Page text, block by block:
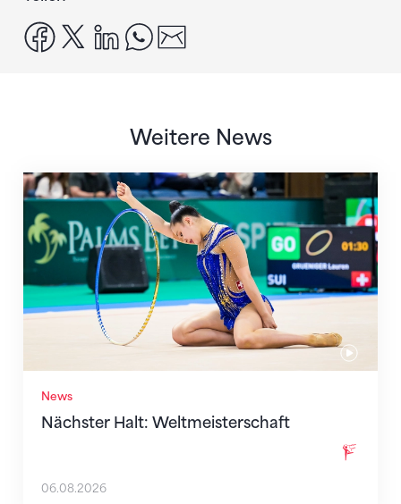
facebook
x linkedinwhatsapp
Weitere News
News
Nächster Halt: Weltmeisterschaft
Nächster Halt: Weltmeisterschaft
06.08.2026